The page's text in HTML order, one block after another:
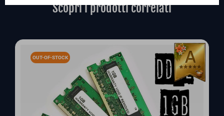
Scopri i prodotti correlati
OUT-OF-STOCK